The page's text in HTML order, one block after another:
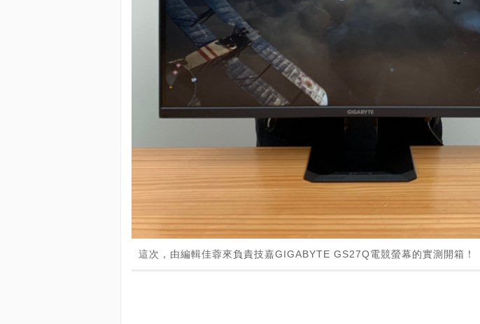
這次，由編輯佳蓉來負責技嘉GIGABYTE GS27Q電競螢幕的實測開箱！